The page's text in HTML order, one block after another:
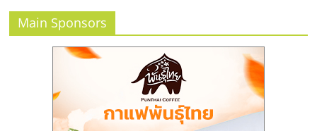
แฟ
ไชส์,
Main Sponsors